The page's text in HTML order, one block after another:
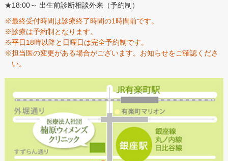
★18:00～ 出生前診断相談外来（予約制）
※最終受付時間は診療終了時間の1時間前です。
※診療は予約制となります。
※平日18時以降と日曜日は完全予約制です。
※担当医の変更がある場合がございます。お知らせをご確認くださ
い。